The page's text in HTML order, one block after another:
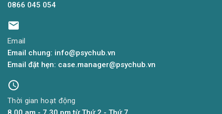
0866 045 054
Email
Email chung: info@psychub.vn
Email đặt hẹn: case.manager@psychub.vn
Thời gian hoạt động